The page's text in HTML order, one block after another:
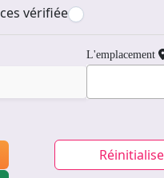
vérifiée
L'emplacement